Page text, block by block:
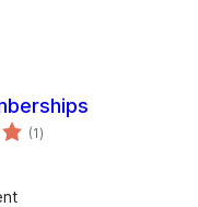
(1전
체)